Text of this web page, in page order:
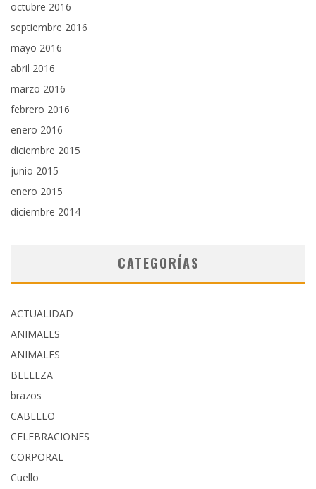
octubre 2016
septiembre 2016
mayo 2016
abril 2016
marzo 2016
febrero 2016
enero 2016
diciembre 2015
junio 2015
enero 2015
diciembre 2014
CATEGORÍAS
ACTUALIDAD
ANIMALES
ANIMALES
BELLEZA
brazos
CABELLO
CELEBRACIONES
CORPORAL
Cuello